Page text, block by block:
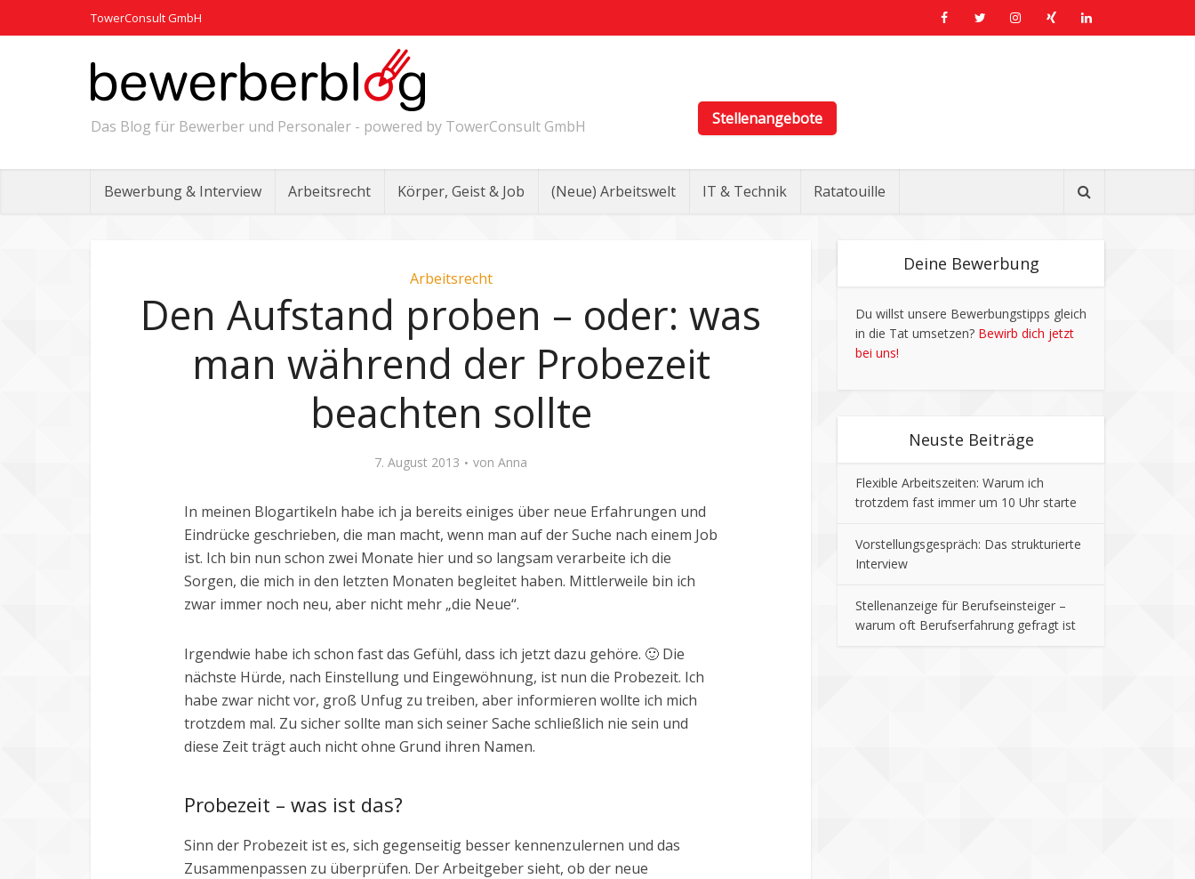
TowerConsult GmbH
Das Blog für Bewerber und Personaler - powered by TowerConsult GmbH
Bewerbung & Interview Arbeitsrecht Körper, Geist & Job (Neue) Arbeitswelt IT & Technik Ratatouille
Stellenangebote
Arbeitsrecht
Den Aufstand proben – oder: was
man während der Probezeit
beachten sollte
7. August 2013 von Anna
In meinen Blogartikeln habe ich ja bereits einiges über neue Erfahrungen und
Eindrücke geschrieben, die man macht, wenn man auf der Suche nach einem Job
ist. Ich bin nun schon zwei Monate hier und so langsam verarbeite ich die
Sorgen, die mich in den letzten Monaten begleitet haben. Mittlerweile bin ich
zwar immer noch neu, aber nicht mehr „die Neue“.
Irgendwie habe ich schon fast das Gefühl, dass ich jetzt dazu gehöre. 🙂 Die
nächste Hürde, nach Einstellung und Eingewöhnung, ist nun die Probezeit. Ich
habe zwar nicht vor, groß Unfug zu treiben, aber informieren wollte ich mich
trotzdem mal. Zu sicher sollte man sich seiner Sache schließlich nie sein und
diese Zeit trägt auch nicht ohne Grund ihren Namen.
Probezeit – was ist das?
Sinn der Probezeit ist es, sich gegenseitig besser kennenzulernen und das
Zusammenpassen zu überprüfen. Der Arbeitgeber sieht, ob der neue
Deine Bewerbung
Du willst unsere Bewerbungstipps gleich
in die Tat umsetzen? Bewirb dich jetzt
bei uns!
Neuste Beiträge
Flexible Arbeitszeiten: Warum ich
trotzdem fast immer um 10 Uhr starte
Vorstellungsgespräch: Das strukturierte
Interview
Stellenanzeige für Berufseinsteiger –
warum oft Berufserfahrung gefragt ist